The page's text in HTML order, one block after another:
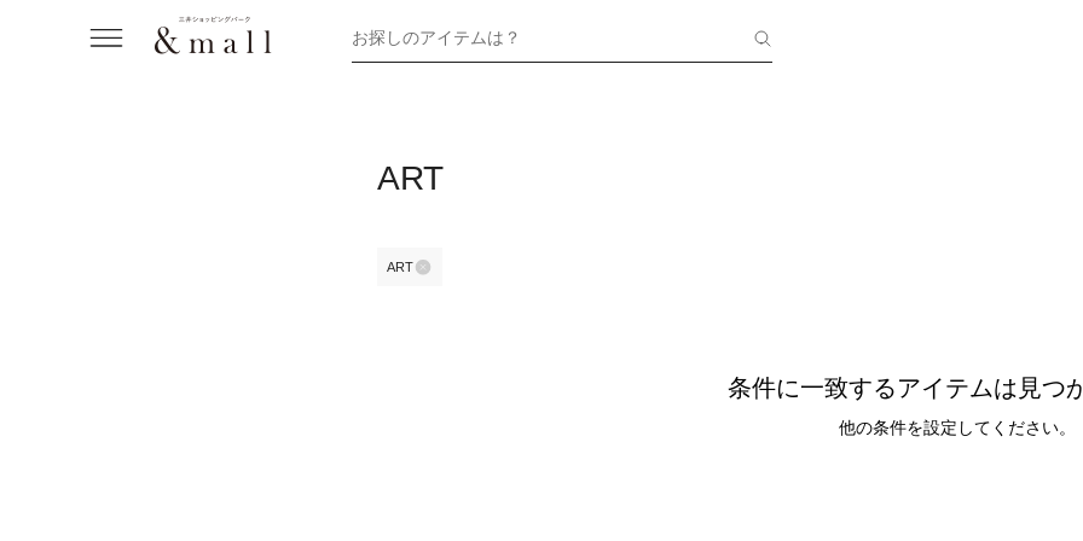
お探しのアイテムは？
ART
ART
条件に一致するアイテムは見つ
他の条件を設定してください。